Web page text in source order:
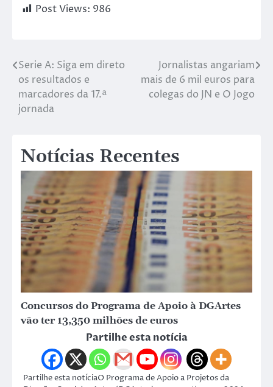
Post Views: 986
Serie A: Siga em direto
os resultados e
marcadores da 17.ª
jornada
Jornalistas angariam
mais de 6 mil euros para
colegas do JN e O Jogo
Notícias Recentes
Concursos do Programa de Apoio à DGArtes
vão ter 13,350 milhões de euros
Partilhe esta notícia
Partilhe esta notíciaO Programa de Apoio a Projetos da